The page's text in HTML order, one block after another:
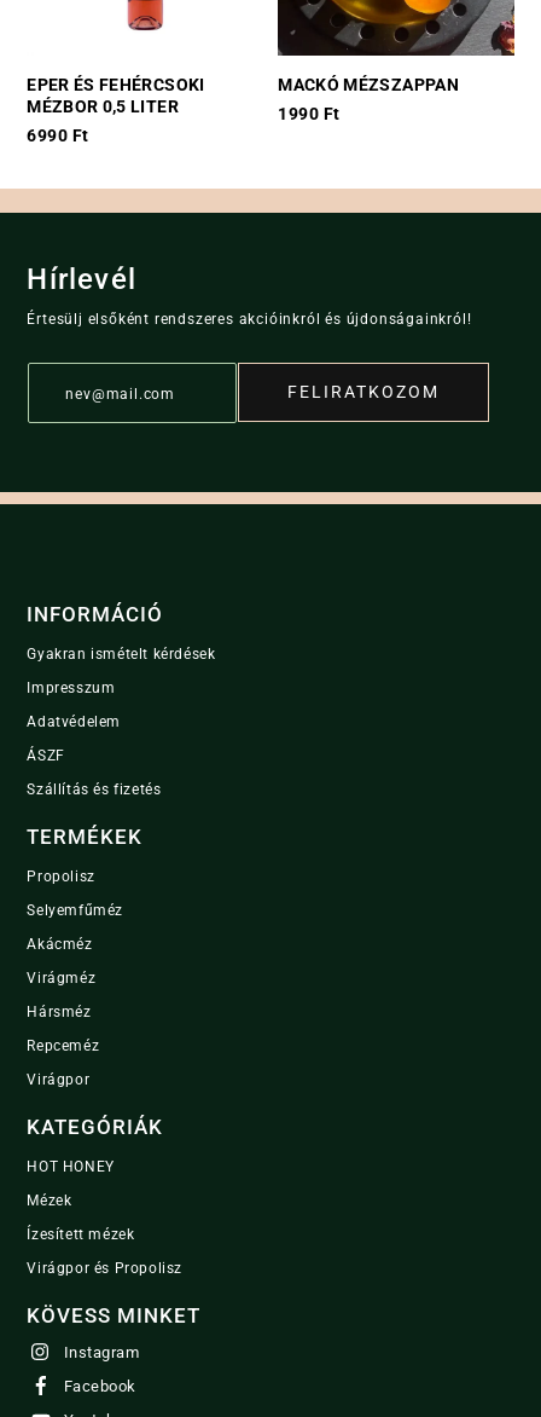
be
chosen
EPER ÉS FEHÉRCSOKI
MÉZBOR 0,5 LITER
6990 Ft
MACKÓ MÉZSZAPPAN
1990 Ft
Hírlevél
Értesülj elsőként rendszeres akcióinkról és újdonságainkról!
E
a
*
FELIRATKOZOM
INFORMÁCIÓ
Gyakran ismételt kérdések
Impresszum
Adatvédelem
ÁSZF
Szállítás és fizetés
TERMÉKEK
Propolisz
Selyemfűméz
Akácméz
Virágméz
Hársméz
Repceméz
Virágpor
KATEGÓRIÁK
HOT HONEY
Mézek
Ízesített mézek
Virágpor és Propolisz
KÖVESS MINKET
Instagram
Facebook